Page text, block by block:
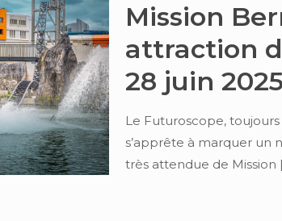
Mission
attraction
28 juin
Le Futuroscope,
s’apprête à marquer un
très attendue de Mission